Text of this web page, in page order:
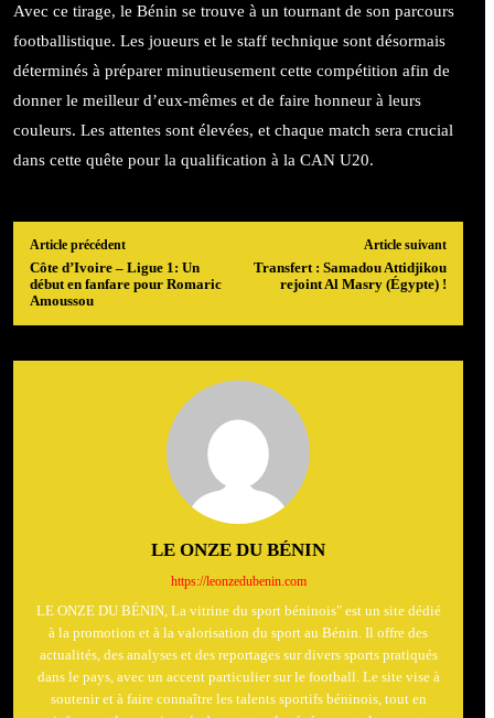
Avec ce tirage, le Bénin se trouve à un tournant de son parcours
footballistique. Les joueurs et le staff technique sont désormais
déterminés à préparer minutieusement cette compétition afin de
donner le meilleur d’eux-mêmes et de faire honneur à leurs
couleurs. Les attentes sont élevées, et chaque match sera crucial
dans cette quête pour la qualification à la CAN U20.
Article précédent
Côte d’Ivoire – Ligue 1: Un
début en fanfare pour Romaric
Amoussou
Article suivant
Transfert : Samadou Attidjikou
rejoint Al Masry (Égypte) !
LE ONZE DU BÉNIN
https://leonzedubenin.com
LE ONZE DU BÉNIN, La vitrine du sport béninois" est un site dédié
à la promotion et à la valorisation du sport au Bénin. Il offre des
actualités, des analyses et des reportages sur divers sports pratiqués
dans le pays, avec un accent particulier sur le football. Le site vise à
soutenir et à faire connaître les talents sportifs béninois, tout en